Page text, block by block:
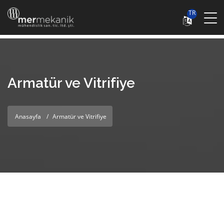
TR
Armatür ve Vitrifiye
Anasayfa Armatür ve Vitrifiye